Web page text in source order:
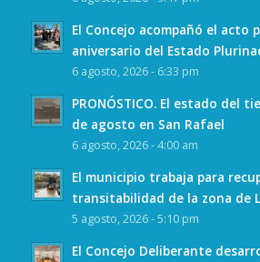
El Concejo acompañó el acto
aniversario del Estado
6 agosto, 2026 - 6:33 pm
PRONÓSTICO. El estado del
de agosto en San Rafael
6 agosto, 2026 - 4:00 am
El municipio trabaja para
transitabilidad de la zona de
5 agosto, 2026 - 5:10 pm
El Concejo Deliberante